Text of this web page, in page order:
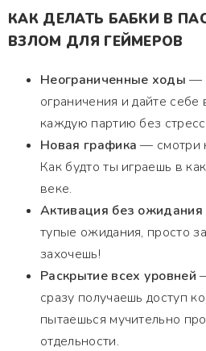
КАК ДЕЛАТЬ БАБКИ В
ВЗЛОМ ДЛЯ ГЕЙМЕРОВ
Неограниченные ходы —
ограничения и дайте
каждую партию без
Новая графика — смотри
Как будто ты играешь в
веке.
Активация без ожидания
тупые ожидания, просто
захочешь!
Раскрытие всех уровней
сразу получаешь доступ
пытаешься мучительно
отдельности.